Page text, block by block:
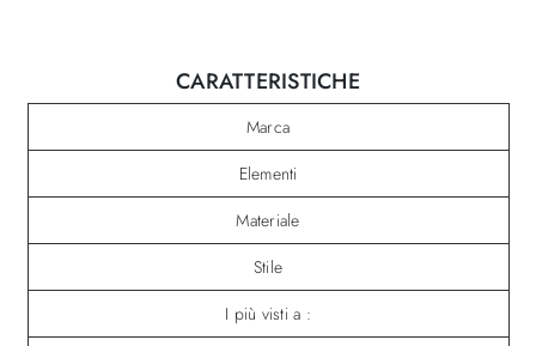
CARATTERISTICHE
Marca
Elementi
Materiale
Stile
I più visti a :